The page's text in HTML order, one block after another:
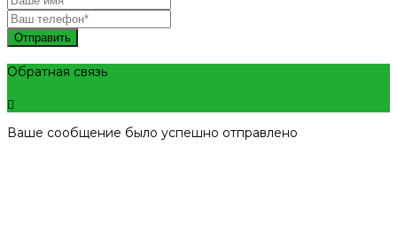
Отправить
Обратная связь
Ваше сообщение было успешно отправлено